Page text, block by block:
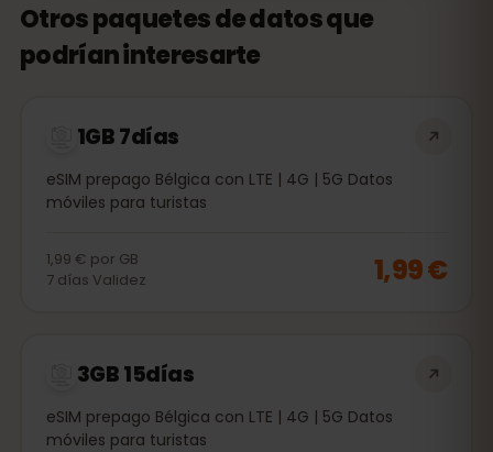
Otros paquetes de datos que
podrían interesarte
1GB 7días
eSIM prepago Bélgica con LTE | 4G | 5G Datos
móviles para turistas
1,99 € por GB
7 días Validez 1,99 €
3GB 15días
eSIM prepago Bélgica con LTE | 4G | 5G Datos
móviles para turistas